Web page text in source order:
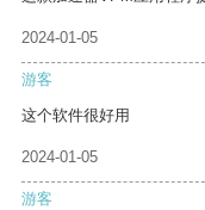
2024-01-05
游客
这个软件很好用
2024-01-05
游客